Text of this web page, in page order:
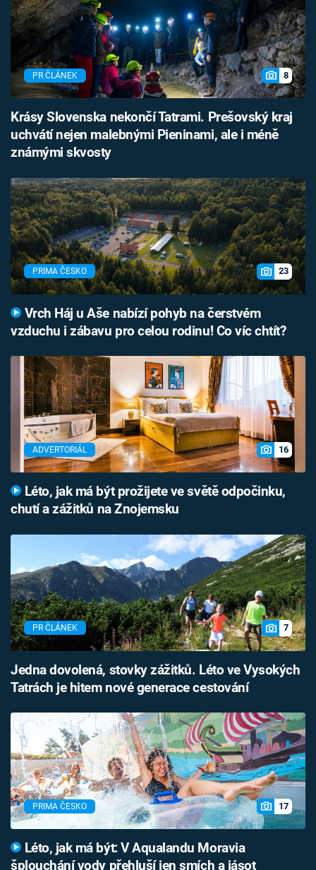
PR ČLÁNEK 8
Krásy Slovenska nekončí Tatrami. Prešovský kraj
uchvátí nejen malebnými Pieninami, ale i méně
známými skvosty
PRIMA ČESKO 23
Vrch Háj u Aše nabízí pohyb na čerstvém
vzduchu i zábavu pro celou rodinu! Co víc chtít?
ADVERTORIÁL 16
Léto, jak má být prožijete ve světě odpočinku,
chutí a zážitků na Znojemsku
PR ČLÁNEK 7
Jedna dovolená, stovky zážitků. Léto ve Vysokých
Tatrách je hitem nové generace cestování
PRIMA ČESKO 17
Léto, jak má být: V Aqualandu Moravia
šplouchání vody přehluší jen smích a jásot